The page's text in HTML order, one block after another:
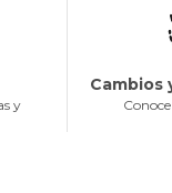
y
Cambios